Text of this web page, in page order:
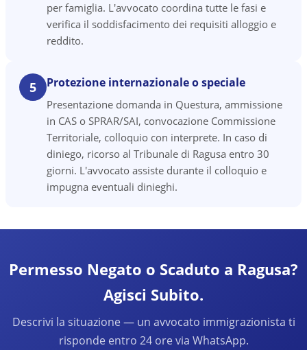
per famiglia. L'avvocato coordina tutte le fasi e
verifica il soddisfacimento dei requisiti alloggio e
reddito.
5 Protezione internazionale o speciale
Presentazione domanda in Questura, ammissione
in CAS o SPRAR/SAI, convocazione Commissione
Territoriale, colloquio con interprete. In caso di
diniego, ricorso al Tribunale di Ragusa entro 30
giorni. L'avvocato assiste durante il colloquio e
impugna eventuali dinieghi.
Permesso Negato o Scaduto a Ragusa?
Agisci Subito.
Descrivi la situazione — un avvocato immigrazionista ti
risponde entro 24 ore via WhatsApp.